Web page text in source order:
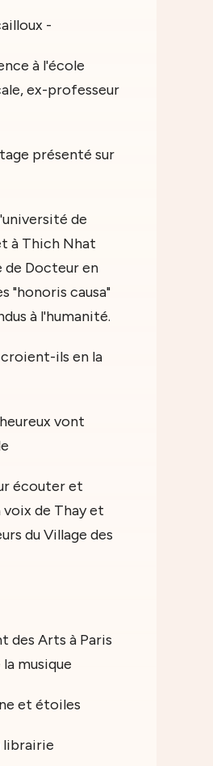
-
à l'école
ex-professeur
présenté sur
de
à Thich Nhat
de Docteur en
"honoris causa"
à l'humanité.
ils en la
vont
écouter et
de Thay et
du Village des
des Arts à Paris
musique
et étoiles
librairie